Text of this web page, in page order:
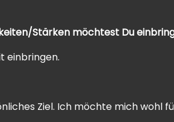
Stärken möchtest Du
einbringen.
Ziel. Ich möchte mich wohl